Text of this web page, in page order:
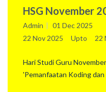
HSG November
Admin
01 Dec 2025
22 Nov 2025
Upto 22
Hari Studi Guru
'Pemanfaatan Koding